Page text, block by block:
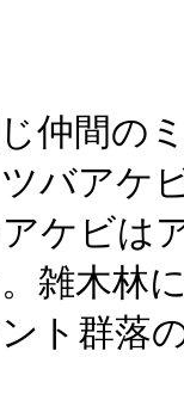
仲間の
バアケ
ケビは
雑木林
ト群落